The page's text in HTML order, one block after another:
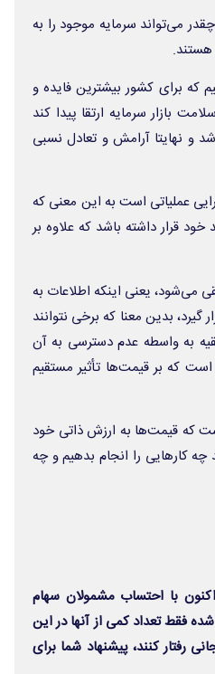
می‌تواند سرمایه موجود را به
که برای کشور بیشترین فایده و
بازار سرمایه ارتقا پیدا کند
و نهایتا آرامش و تعادل نسبی
عملیاتی است به این معنی که
قرار داشته باشد که علاوه بر
می‌شود، یعنی اینکه اطلاعات به
بدین معنا که برخی نتوانند
به واسطه عدم دسترسی به آن
که بر قیمت‌ها تأثیر مستقیم
ست که قیمت‌ها به ارزش ذاتی خود
چه کارهایی را انجام بدهیم و چه
اکنون با احتساب مشمولان سهام
شده فقط تعداد کمی از آنها در این
رفتار کنند، پیشنهاد شما برای